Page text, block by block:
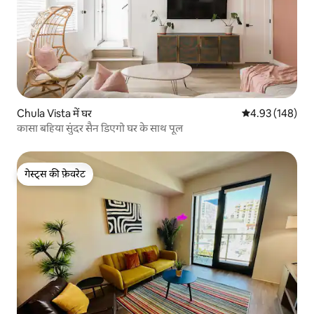
Chula Vista में घर औसत रेटिंग 5 में से
4.93 (148)
कासा बहिया सुंदर सैन डिएगो घर के साथ पूल
गेस्ट्स की फ़ेवरेट
गेस्ट्स की फ़ेवरेट